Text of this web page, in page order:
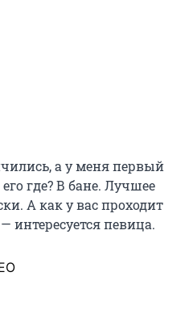
а у меня первый
где? В бане. Лучшее
А как у вас проходит
интересуется певица.